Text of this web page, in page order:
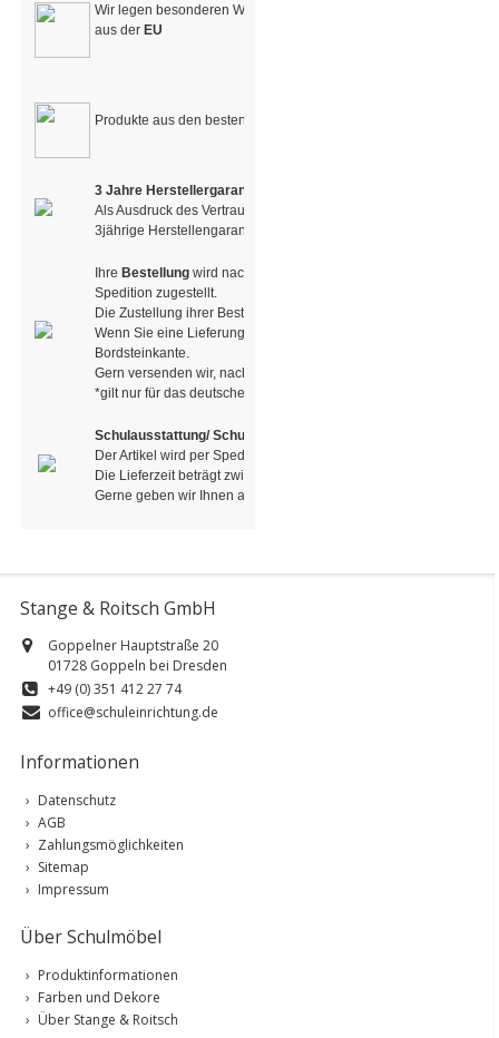
Wir legen besonderen Wert auf den Bezug und die Verarbeitung
aus der EU
Produkte aus den besten Materialien der
3 Jahre Herstellergarantie
Als Ausdruck des Vertrauens in die Qualität unserer Produkte
3jährige Herstellengarantie entschieden
Ihre Bestellungwird nach Erhalt der Versandbestätigung mit dem
Spedition zugestellt.
Die Zustellung ihrer Bestellung erfolgt zu Ihrer Haustür.
Wenn Sie eine Lieferung per Spedition erhalten, erfolgt die
Bordsteinkante.
Gern versenden wir, nach Absprache, auch in andere Länder.
*gilt nur für das deutsche Festland. Bei Belieferung auf Inseln
Schulausstattung/ Schulmöbel
Der Artikel wird per Spedition / LKW geliefert.
Die Lieferzeit beträgt zwischen 6-8 Wochen, in der Regel jedoch
Gerne geben wir Ihnen auf Anfrage eine genau Auskunft!
Stange & Roitsch GmbH
Goppelner Hauptstraße 20
01728 Goppeln bei Dresden
+49 (0) 351 412 27 74
office@schuleinrichtung.de
Informationen
Datenschutz
AGB
Zahlungsmöglichkeiten
Sitemap
Impressum
Über Schulmöbel
Produktinformationen
Farben und Dekore
Über Stange & Roitsch